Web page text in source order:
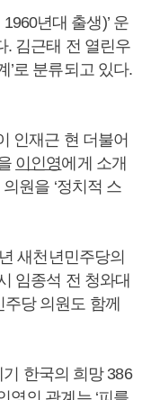
년대 출생)’ 운
. 김근태 전 열린우
’로 분류되고 있다.
인재근 현 더불어
이인영에게 소개
원을 ‘정치적 스
새천년민주당의
임종석 전 청와대
당 의원도 함께
기 한국의 희망 386